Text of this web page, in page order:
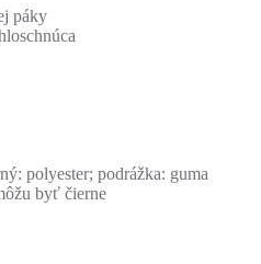
páky
polyester; podrážka: guma
byť čierne